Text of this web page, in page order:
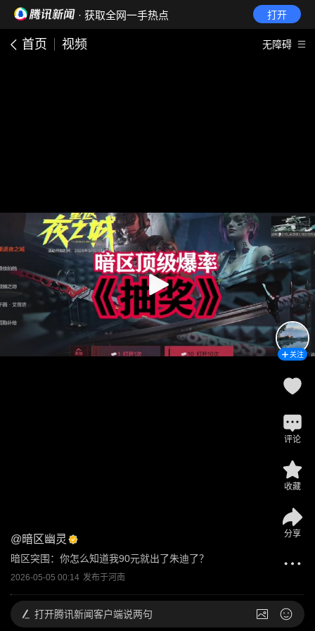
· 获取全网一手热点 打开
首页 视频 无障碍
@暗区幽灵
暗区突围：你怎么知道我90元就出了朱迪了？
2026-05-05 00:14 发布于河南
关注
评论
收藏
分享
打开腾讯新闻客户端说两句